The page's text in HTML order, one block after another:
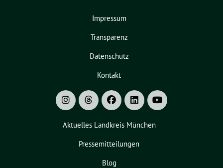
Impressum
Transparenz
Datenschutz
Kontakt
Aktuelles Landkreis München
Pressemitteilungen
Blog